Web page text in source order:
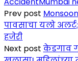
Prev post
पावसाचा यलो
हजेरी
Next post केडगाव